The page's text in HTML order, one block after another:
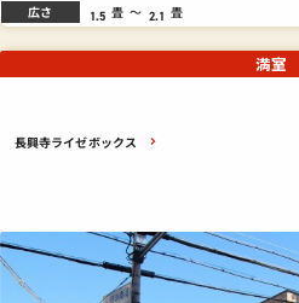
広さ 1.5 畳 ～ 2.1 畳
長興寺ライゼボックス
満室